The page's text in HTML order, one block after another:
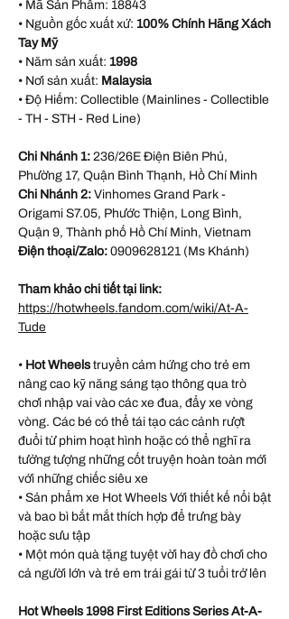
• Mã Sản Phẩm: 18843
• Nguồn gốc xuất xứ: 100% Chính Hãng Xách
Tay Mỹ
• Năm sản xuất: 1998
• Nơi sản xuất: Malaysia
• Độ Hiếm: Collectible (Mainlines - Collectible
- TH - STH - Red Line)
Chi Nhánh 1: 236/26E Điện Biên Phủ,
Phường 17, Quận Bình Thạnh, Hồ Chí Minh
Chi Nhánh 2: Vinhomes Grand Park -
Origami S7.05, Phước Thiện, Long Bình,
Quận 9, Thành phố Hồ Chí Minh, Vietnam
Điện thoại/Zalo: 0909628121 (Ms Khánh)
Tham khảo chi tiết tại link:
https://hotwheels.fandom.com/wiki/At-A-
Tude
• Hot Wheelstruyền cảm hứng cho trẻ em
nâng cao kỹ năng sáng tạo thông qua trò
chơi nhập vai vào các xe đua, đẩy xe vòng
vòng. Các bé có thể tái tạo các cảnh rượt
đuổi từ phim hoạt hình hoặc có thể nghĩ ra
tưởng tượng những cốt truyện hoàn toàn mới
với những chiếc siêu xe
• Sản phẩm xe Hot Wheels Với thiết kế nổi bật
và bao bì bắt mắt thích hợp để trưng bày
hoặc sưu tập
• Một món quà tặng tuyệt vời hay đồ chơi cho
cả người lớn và trẻ em trái gái từ 3 tuổi trở lên
Hot Wheels 1998 First Editions Series At-A-